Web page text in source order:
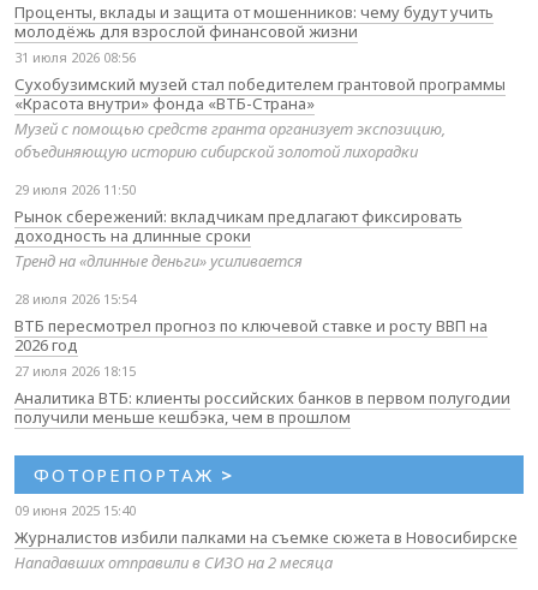
Проценты, вклады и защита от мошенников: чему будут учить
молодёжь для взрослой финансовой жизни
31 июля 2026 08:56
Сухобузимский музей стал победителем грантовой программы
«Красота внутри» фонда «ВТБ-Страна»
Музей с помощью средств гранта организует экспозицию,
объединяющую историю сибирской золотой лихорадки
29 июля 2026 11:50
Рынок сбережений: вкладчикам предлагают фиксировать
доходность на длинные сроки
Тренд на «длинные деньги» усиливается
28 июля 2026 15:54
ВТБ пересмотрел прогноз по ключевой ставке и росту ВВП на
2026 год
27 июля 2026 18:15
Аналитика ВТБ: клиенты российских банков в первом полугодии
получили меньше кешбэка, чем в прошлом
ФОТОРЕПОРТАЖ >
09 июня 2025 15:40
Журналистов избили палками на съемке сюжета в Новосибирске
Нападавших отправили в СИЗО на 2 месяца